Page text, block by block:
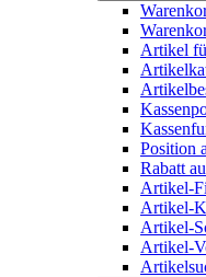
Artikel
Position
Rabatt
Artikel-
Artikel-
Artikel-
Artikel-